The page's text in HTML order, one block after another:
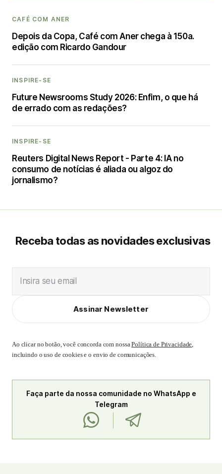
CAFÉ COM ANER
Depois da Copa, Café com Aner chega à 150a.
edição com Ricardo Gandour
INSPIRE-SE
Future Newsrooms Study 2026: Enfim, o que há
de errado com as redações?
INSPIRE-SE
Reuters Digital News Report - Parte 4: IA no
consumo de notícias é aliada ou algoz do
jornalismo?
Receba todas as novidades exclusivas
Insira seu email
Assinar Newsletter
Ao clicar no botão, você concorda com nossaPolítica de Privacidade,
incluindo o uso de cookies e o envio de comunicações.
Faça parte da nossa comunidade no WhatsApp e
Telegram